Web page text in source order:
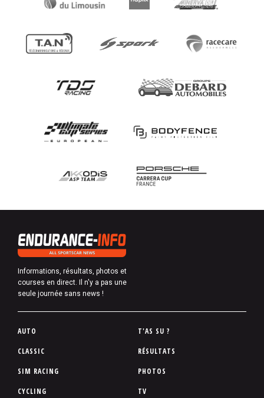
Informations, résultats, photos et
courses en direct. Il n'y a pas une
seule journée sans news !
P
d
d
AUTO
CLASSIC
SIM RACING
CYCLING
T'AS SU ?
RÉSULTATS
PHOTOS
TV